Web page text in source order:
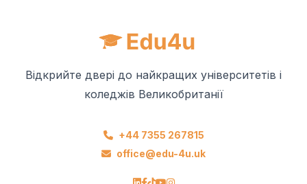
Відкрийте двері до найкращих університетів і
коледжів Великобританії
+44 7355 267815
office@edu-4u.uk